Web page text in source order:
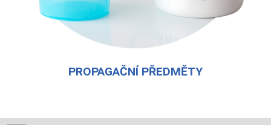
PROPAGAČNÍ PŘEDMĚTY